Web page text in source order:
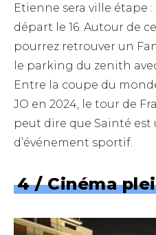
Etienne sera ville étape
départ le 16. Autour de
pourrez retrouver un
le parking du zenith
Entre la coupe du
JO en 2024, le tour de
peut dire que Sainté est
d’événement sportif.
4 / Cinéma